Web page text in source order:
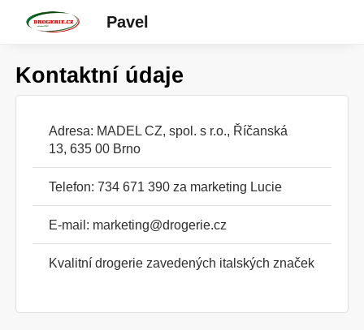
Pavel
Kontaktní údaje
Adresa: MADEL CZ, spol. s r.o., Říčanská
13, 635 00 Brno
Telefon: 734 671 390 za marketing Lucie
E-mail: marketing@drogerie.cz
Kvalitní drogerie zavedených italských značek